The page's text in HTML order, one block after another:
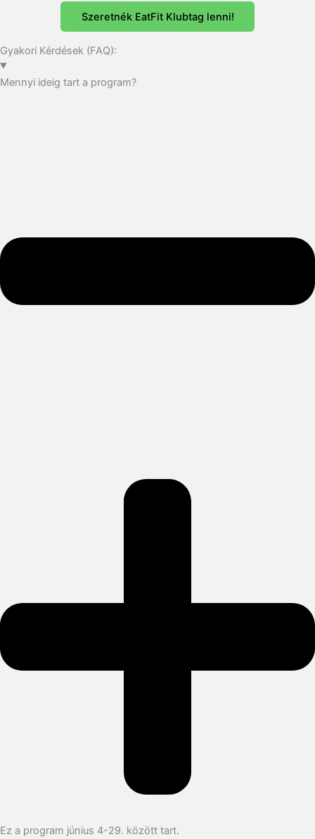
Szeretnék EatFit Klubtag lenni!
Gyakori Kérdések (FAQ):
Mennyi ideig tart a program?
Ez a program június 4-29. között tart.